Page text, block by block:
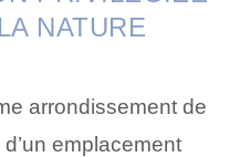
NATURE
arrondissement de
emplacement